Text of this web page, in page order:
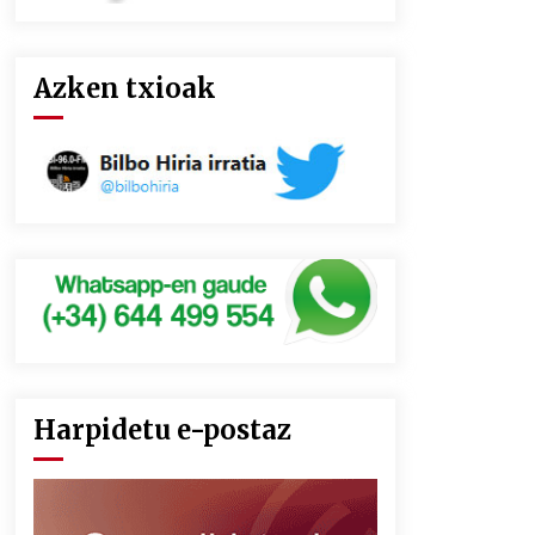
Azken txioak
Harpidetu e-postaz